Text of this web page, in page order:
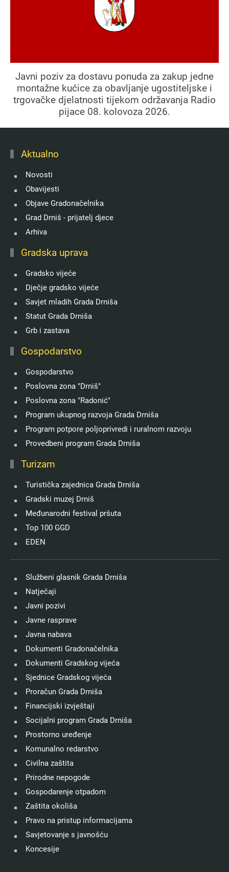
Javni poziv za dostavu ponuda za zakup jedne
montažne kućice za obavljanje ugostiteljske i
trgovačke djelatnosti tijekom održavanja Radio
pijace 08. kolovoza 2026.
Aktualno
Novosti
Obavijesti
Objave Gradonačelnika
Grad Drniš - prijatelj djece
Arhiva
Gradska uprava
Gradsko vijeće
Dječje gradsko vijeće
Savjet mladih Grada Drniša
Statut Grada Drniša
Grb i zastava
Gospodarstvo
Gospodarstvo
Poslovna zona "Drniš"
Poslovna zona "Radonić"
Program ukupnog razvoja Grada Drniša
Program potpore poljoprivredi i ruralnom razvoju
Provedbeni program Grada Drniša
Turizam
Turistička zajednica Grada Drniša
Gradski muzej Drniš
Međunarodni festival pršuta
Top 100 GGD
EDEN
Službeni glasnik Grada Drniša
Natječaji
Javni pozivi
Javne rasprave
Javna nabava
Dokumenti Gradonačelnika
Dokumenti Gradskog vijeća
Sjednice Gradskog vijeća
Proračun Grada Drniša
Financijski izvještaji
Socijalni program Grada Drniša
Prostorno uređenje
Komunalno redarstvo
Civilna zaštita
Prirodne nepogode
Gospodarenje otpadom
Zaštita okoliša
Pravo na pristup informacijama
Savjetovanje s javnošću
Koncesije